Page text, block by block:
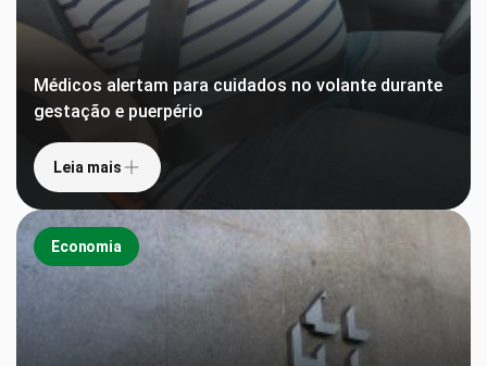
Médicos alertam para cuidados no volante durante
gestação e puerpério
Leia mais
Economia